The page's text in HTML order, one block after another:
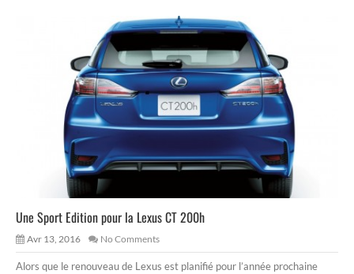
Une Sport Edition pour la Lexus CT 200h
Avr 13, 2016 No Comments
Alors que le renouveau de Lexus est planifié pour l’année prochaine